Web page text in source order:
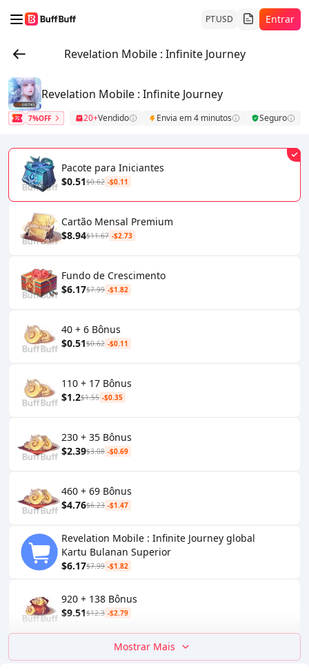
PTUSD Entrar
Revelation Mobile : Infinite Journey
Revelation Mobile : Infinite Journey
7%OFF 20+Vendido Envia em 4 minutos Seguro
Pacote para Iniciantes
$0.51$0.62 -$0.11
Cartão Mensal Premium
$8.94$11.67 -$2.73
Fundo de Crescimento
$6.17$7.99 -$1.82
40 + 6 Bônus
$0.51$0.62 -$0.11
110 + 17 Bônus
$1.2$1.55 -$0.35
230 + 35 Bônus
$2.39$3.08 -$0.69
460 + 69 Bônus
$4.76$6.23 -$1.47
Revelation Mobile : Infinite Journey global
Kartu Bulanan Superior
$6.17$7.99 -$1.82
920 + 138 Bônus
$9.51$12.3 -$2.79
Mostrar Mais